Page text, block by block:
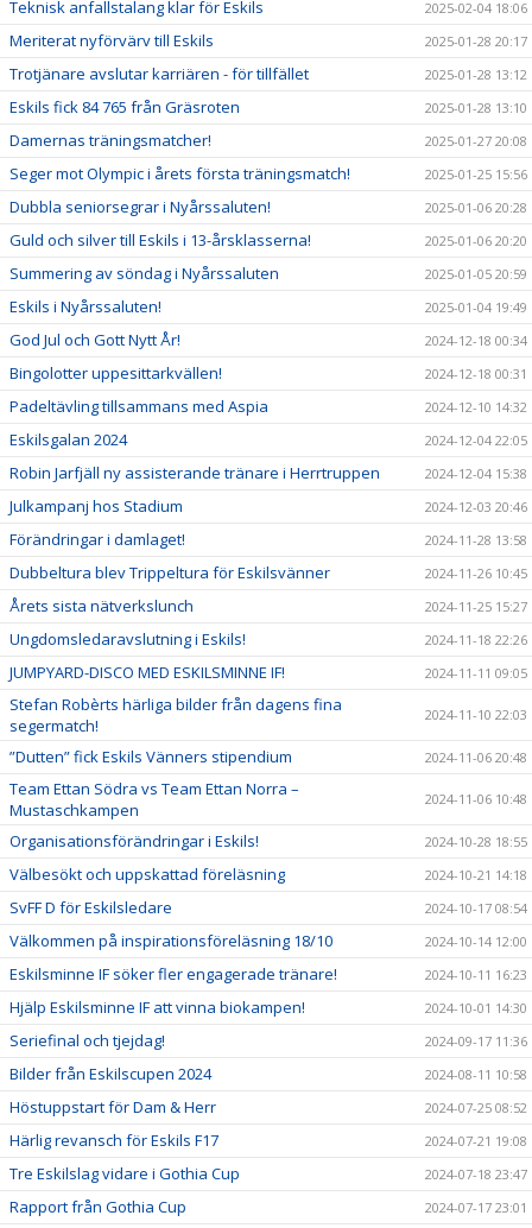
Teknisk anfallstalang klar för Eskils 2025-02-04 18:06
Meriterat nyförvärv till Eskils 2025-01-28 20:17
Trotjänare avslutar karriären - för tillfället 2025-01-28 13:12
Eskils fick 84 765 från Gräsroten 2025-01-28 13:10
Damernas träningsmatcher! 2025-01-27 20:08
Seger mot Olympic i årets första träningsmatch! 2025-01-25 15:56
Dubbla seniorsegrar i Nyårssaluten! 2025-01-06 20:28
Guld och silver till Eskils i 13-årsklasserna! 2025-01-06 20:20
Summering av söndag i Nyårssaluten 2025-01-05 20:59
Eskils i Nyårssaluten! 2025-01-04 19:49
God Jul och Gott Nytt År! 2024-12-18 00:34
Bingolotter uppesittarkvällen! 2024-12-18 00:31
Padeltävling tillsammans med Aspia 2024-12-10 14:32
Eskilsgalan 2024 2024-12-04 22:05
Robin Jarfjäll ny assisterande tränare i Herrtruppen 2024-12-04 15:38
Julkampanj hos Stadium 2024-12-03 20:46
Förändringar i damlaget! 2024-11-28 13:58
Dubbeltura blev Trippeltura för Eskilsvänner 2024-11-26 10:45
Årets sista nätverkslunch 2024-11-25 15:27
Ungdomsledaravslutning i Eskils! 2024-11-18 22:26
JUMPYARD-DISCO MED ESKILSMINNE IF! 2024-11-11 09:05
Stefan Robèrts härliga bilder från dagens fina
segermatch!
2024-11-10 22:03
”Dutten” fick Eskils Vänners stipendium 2024-11-06 20:48
Team Ettan Södra vs Team Ettan Norra –
Mustaschkampen
2024-11-06 10:48
Organisationsförändringar i Eskils! 2024-10-28 18:55
Välbesökt och uppskattad föreläsning 2024-10-21 14:18
SvFF D för Eskilsledare 2024-10-17 08:54
Välkommen på inspirationsföreläsning 18/10 2024-10-14 12:00
Eskilsminne IF söker fler engagerade tränare! 2024-10-11 16:23
Hjälp Eskilsminne IF att vinna biokampen! 2024-10-01 14:30
Seriefinal och tjejdag! 2024-09-17 11:36
Bilder från Eskilscupen 2024 2024-08-11 10:58
Höstuppstart för Dam & Herr 2024-07-25 08:52
Härlig revansch för Eskils F17 2024-07-21 19:08
Tre Eskilslag vidare i Gothia Cup 2024-07-18 23:47
Rapport från Gothia Cup 2024-07-17 23:01